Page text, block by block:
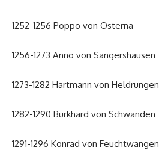
1252-1256 Poppo von Osterna
1256-1273 Anno von Sangershausen
1273-1282 Hartmann von Heldrungen
1282-1290 Burkhard von Schwanden
1291-1296 Konrad von Feuchtwangen